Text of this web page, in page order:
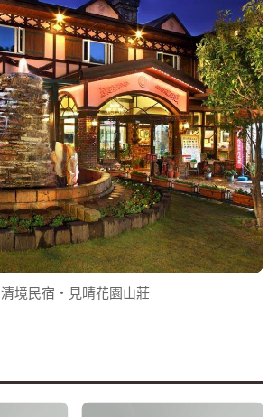
清境民宿‧見晴花園山莊